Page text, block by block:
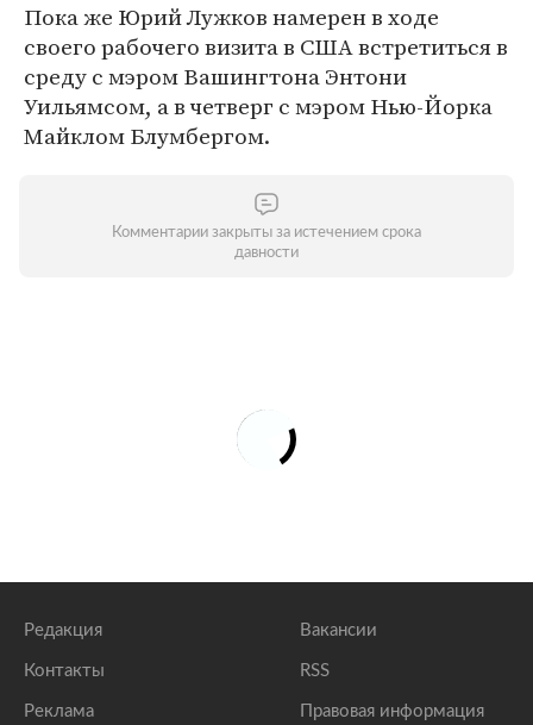
Пока же Юрий Лужков намерен в ходе
своего рабочего визита в США встретиться в
среду с мэром Вашингтона Энтони
Уильямсом, а в четверг с мэром Нью-Йорка
Майклом Блумбергом.
Комментарии закрыты за истечением срока
давности
Редакция
Контакты
Реклама
Вакансии
RSS
Правовая информация